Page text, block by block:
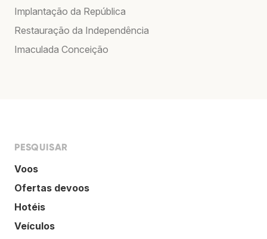
Implantação da República
Restauração da Independência
Imaculada Conceição
PESQUISAR
Voos
Ofertas devoos
Hotéis
Veículos